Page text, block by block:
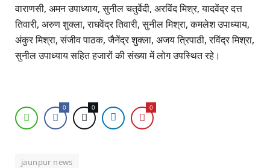
वाराणसी, अमन उपाध्याय, सुनील चतुर्वेदी, अरविंद मिश्र, यादवेंद्र दत्त
तिवारी, अरुण शुक्ला, राघवेंद्र तिवारी, सुनील मिश्रा, कमलेश उपाध्याय,
अंकुर मिश्रा, संजीव पाठक, जैनेंद्र शुक्ला, अजय त्रिपाठी, रविंद्र मिश्रा,
सुनील उपाध्याय सहित हजारों की संख्या में लोग उपस्थित रहे।
0 0 0
jaunpur news